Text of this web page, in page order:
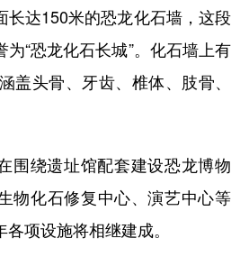
长达150米的恐龙化石墙，这段
“恐龙化石长城”。化石墙上有
盖头骨、牙齿、椎体、肢骨、
绕遗址馆配套建设恐龙博物
物化石修复中心、演艺中心等
项设施将相继建成。